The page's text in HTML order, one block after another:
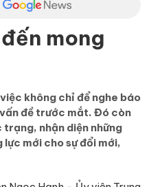
mong
không chỉ để nghe báo
đề trước mắt. Đó còn
nhận diện những
lực mới cho sự đổi mới,